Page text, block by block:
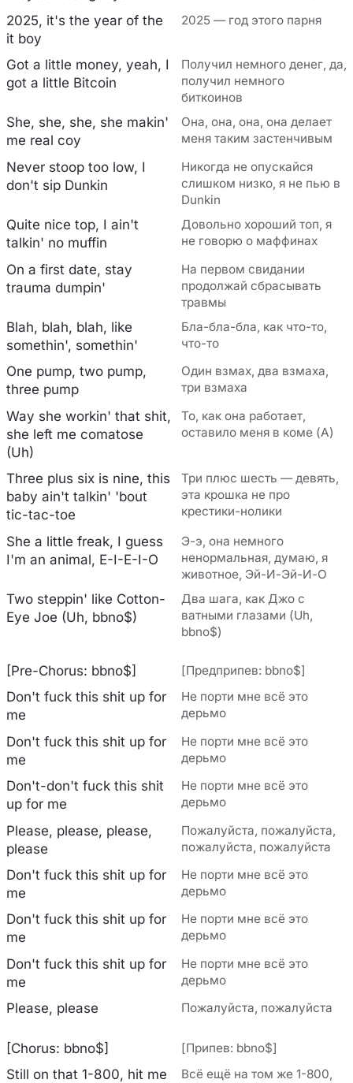
2025, it's the year of the
it boy
2025 — год этого парня
Got a little money, yeah, I
got a little Bitcoin
Получил немного денег, да,
получил немного
биткоинов
She, she, she, she makin'
me real coy
Она, она, она, она делает
меня таким застенчивым
Never stoop too low, I
don't sip Dunkin
Никогда не опускайся
слишком низко, я не пью в
Dunkin
Quite nice top, I ain't
talkin' no muffin
Довольно хороший топ, я
не говорю о маффинах
On a first date, stay
trauma dumpin'
На первом свидании
продолжай сбрасывать
травмы
Blah, blah, blah, like
somethin', somethin'
Бла-бла-бла, как что-то,
что-то
One pump, two pump,
three pump
Один взмах, два взмаха,
три взмаха
Way she workin' that shit,
she left me comatose
(Uh)
То, как она работает,
оставило меня в коме (А)
Three plus six is nine, this
baby ain't talkin' 'bout
tic-tac-toe
Три плюс шесть — девять,
эта крошка не про
крестики-нолики
She a little freak, I guess
I'm an animal, E-I-E-I-O
Э-э, она немного
ненормальная, думаю, я
животное, Эй-И-Эй-И-О
Two steppin' like Cotton-
Eye Joe (Uh, bbno$)
Два шага, как Джо с
ватными глазами (Uh,
bbno$)
[Pre-Chorus: bbno$] [Предприпев: bbno$]
Don't fuck this shit up for
me
Не порти мне всё это
дерьмо
Don't fuck this shit up for
me
Не порти мне всё это
дерьмо
Don't-don't fuck this shit
up for me
Не порти мне всё это
дерьмо
Please, please, please,
please
Пожалуйста, пожалуйста,
пожалуйста, пожалуйста
Don't fuck this shit up for
me
Не порти мне всё это
дерьмо
Don't fuck this shit up for
me
Не порти мне всё это
дерьмо
Don't fuck this shit up for
me
Не порти мне всё это
дерьмо
Please, please Пожалуйста, пожалуйста
[Chorus: bbno$] [Припев: bbno$]
Still on that 1-800, hit me Всё ещё на том же 1-800,